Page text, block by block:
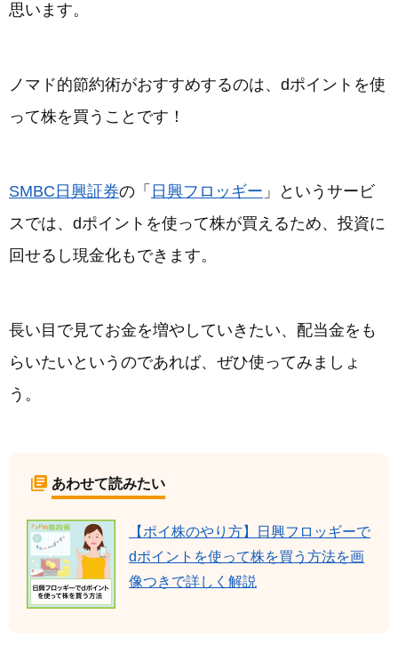
思います。
ノマド的節約術がおすすめするのは、dポイントを使
って株を買うことです！
SMBC日興証券の「 日興フロッギー 」というサービ
スでは、dポイントを使って株が買えるため、投資に
回せるし現金化もできます。
長い目で見てお金を増やしていきたい、配当金をも
らいたいというのであれば、ぜひ使ってみましょ
う。
あわせて読みたい
【ポイ株のやり方】日興フロッギーで
dポイントを使って株を買う方法を画
像つきで詳しく解説